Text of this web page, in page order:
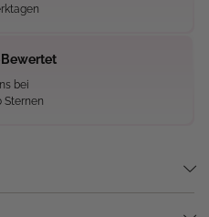
Bewertet
bei
Sternen